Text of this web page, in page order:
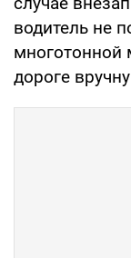
водитель не
многотонной
дороге